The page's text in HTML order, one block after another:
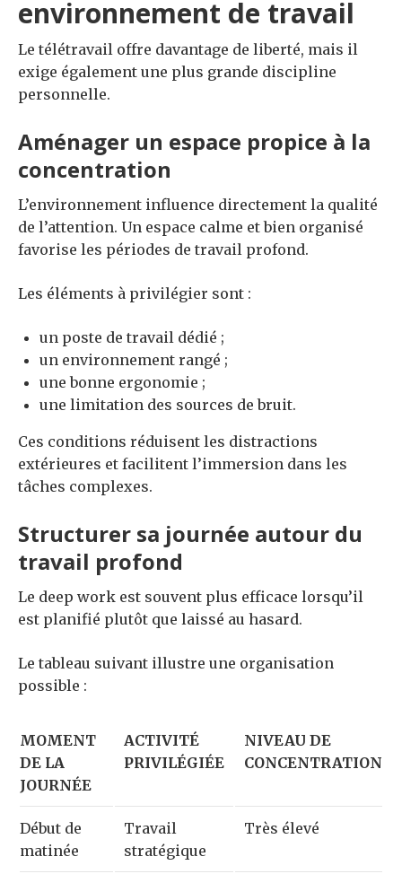
environnement de travail
Le télétravail offre davantage de liberté, mais il
exige également une plus grande discipline
personnelle.
Aménager un espace propice à la
concentration
L’environnement influence directement la qualité
de l’attention. Un espace calme et bien organisé
favorise les périodes de travail profond.
Les éléments à privilégier sont :
un poste de travail dédié ;
un environnement rangé ;
une bonne ergonomie ;
une limitation des sources de bruit.
Ces conditions réduisent les distractions
extérieures et facilitent l’immersion dans les
tâches complexes.
Structurer sa journée autour du
travail profond
Le deep work est souvent plus efficace lorsqu’il
est planifié plutôt que laissé au hasard.
Le tableau suivant illustre une organisation
possible :
MOMENT
DE LA
JOURNÉE
ACTIVITÉ
PRIVILÉGIÉE
NIVEAU DE
CONCENTRATION
Début de
matinée
Travail
stratégique
Très élevé